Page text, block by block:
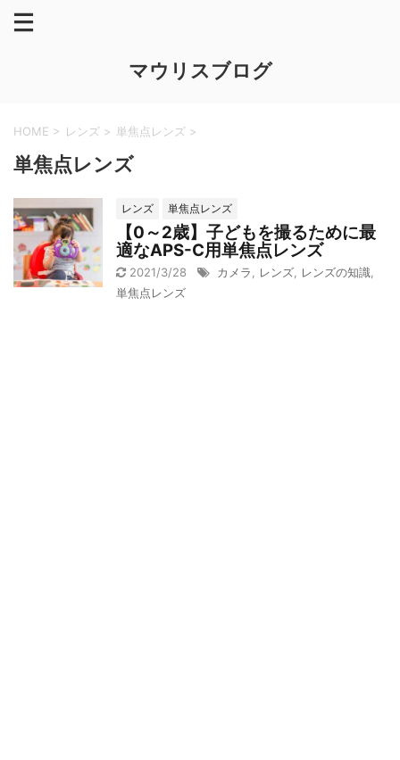
マウリスブログ
HOME > レンズ > 単焦点レンズ >
単焦点レンズ
レンズ 単焦点レンズ
【0～2歳】子どもを撮るために最
適なAPS-C用単焦点レンズ
2021/3/28 カメラ レンズ レンズの知識
単焦点レンズ